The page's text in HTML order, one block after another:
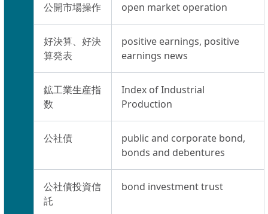
公開市場操作 open market operation
好決算、好決
算発表
positive earnings, positive
earnings news
鉱工業生産指
数
Index of Industrial
Production
公社債
public and corporate bond,
bonds and debentures
公社債投資信
託
bond investment trust